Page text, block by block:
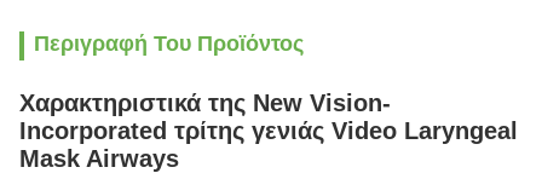
Περιγραφή Του Προϊόντος
Χαρακτηριστικά της New Vision-
Incorporated τρίτης γενιάς Video Laryngeal
Mask Airways